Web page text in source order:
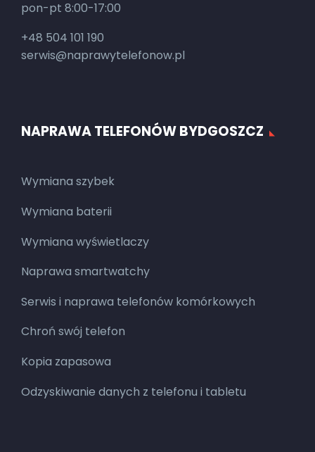
pon-pt 8:00-17:00
+48 504 101 190
serwis@naprawytelefonow.pl
NAPRAWA TELEFONÓW BYDGOSZCZ
Wymiana szybek
Wymiana baterii
Wymiana wyświetlaczy
Naprawa smartwatchy
Serwis i naprawa telefonów komórkowych
Chroń swój telefon
Kopia zapasowa
Odzyskiwanie danych z telefonu i tabletu